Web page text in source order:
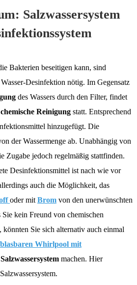
Salzwassersystem
Bakterien beseitigen kann, sind
Desinfektion nötig. Im Gegensatz
des Wassers durch den Filter, findet
chemische Reinigung statt. Entsprechend
hinzugefügt. Die
der Wassermenge ab. Unabhängig von
Zugabe jedoch regelmäßig stattfinden.
Desinfektionsmittel ist nach wie vor
auch die Möglichkeit, das
oder mit Brom von den unerwünschten
kein Freund von chemischen
Sie sich alternativ auch einmal
Whirlpool mit
Salzwassersystem machen. Hier